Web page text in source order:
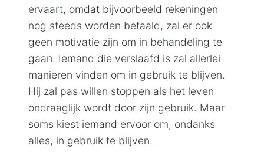
ervaart, omdat bijvoorbeeld rekeningen
nog steeds worden betaald, zal er ook
geen motivatie zijn om in behandeling te
gaan. Iemand die verslaafd is zal allerlei
manieren vinden om in gebruik te blijven.
Hij zal pas willen stoppen als het leven
ondraaglijk wordt door zijn gebruik. Maar
soms kiest iemand ervoor om, ondanks
alles, in gebruik te blijven.